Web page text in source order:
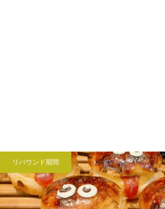
リバウンド期間